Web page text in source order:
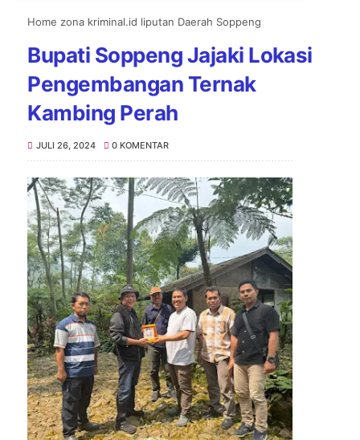
Home zona kriminal.id liputan Daerah Soppeng
Bupati Soppeng Jajaki Lokasi
Pengembangan Ternak
Kambing Perah
JULI 26, 2024 0 KOMENTAR